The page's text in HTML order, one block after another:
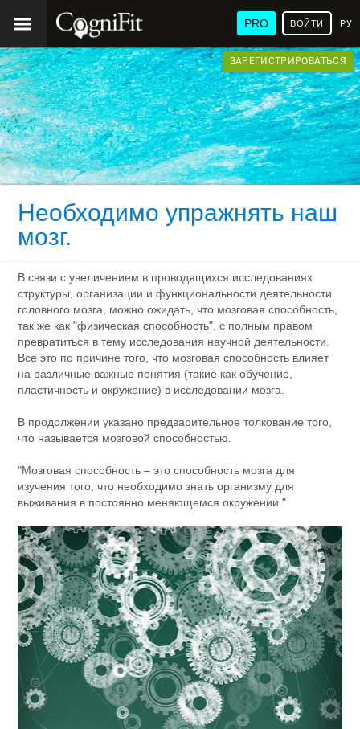
PRO ВОЙТИ
ЗАРЕГИСТРИРОВАТЬСЯ
Необходимо упражнять наш
мозг.
В связи с увеличением в проводящихся исследованиях
структуры, организации и функциональности деятельности
головного мозга, можно ожидать, что мозговая способность,
так же как "физическая способность", с полным правом
превратиться в тему исследования научной деятельности.
Все это по причине того, что мозговая способность влияет
на различные важные понятия (такие как обучение,
пластичность и окружение) в исследовании мозга.
В продолжении указано предварительное толкование того,
что называется мозговой способностью.
"Мозговая способность – это способность мозга для
изучения того, что необходимо знать организму для
выживания в постоянно меняющемся окружении."